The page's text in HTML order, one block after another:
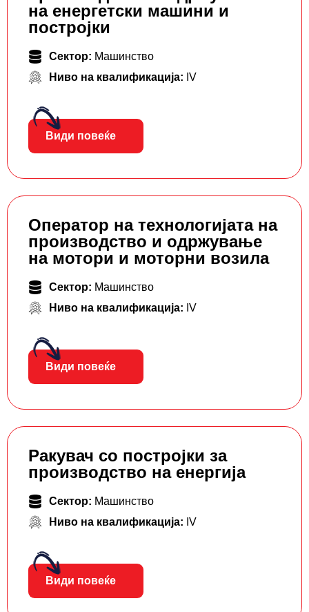
на енергетски машини и
постројки
Сектор: Машинство
Ниво на квалификација: IV
Види повеќе
Оператор на технологијата на
производство и одржување
на мотори и моторни возила
Сектор: Машинство
Ниво на квалификација: IV
Види повеќе
Ракувач со постројки за
производство на енергија
Сектор: Машинство
Ниво на квалификација: IV
Види повеќе